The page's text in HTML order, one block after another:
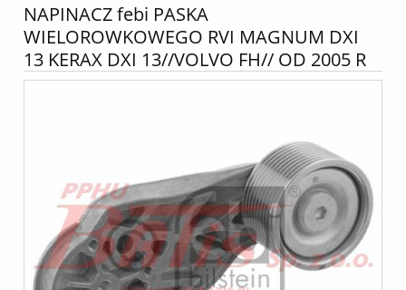
NAPINACZ febi PASKA
WIELOROWKOWEGO RVI MAGNUM DXI
13 KERAX DXI 13//VOLVO FH// OD 2005 R